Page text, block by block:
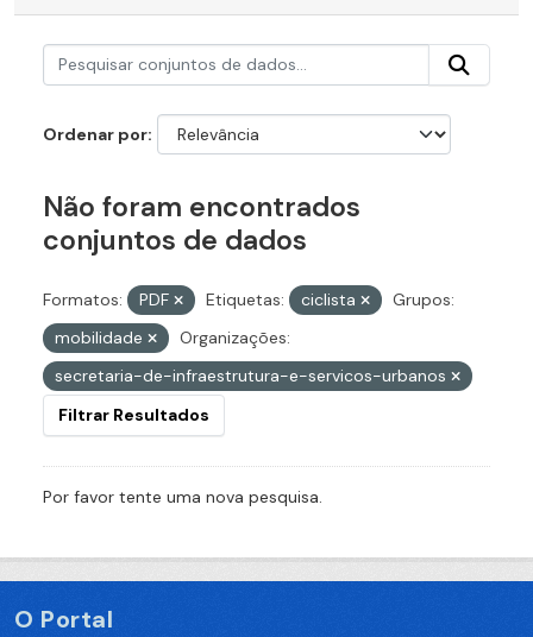
Ordenar por
Não foram encontrados
conjuntos de dados
Formatos: PDF Etiquetas: ciclista
Grupos:
mobilidade
Organizações:
secretaria-de-infraestrutura-e-servicos-urbanos
Filtrar Resultados
Por favor tente uma nova pesquisa.
O Portal